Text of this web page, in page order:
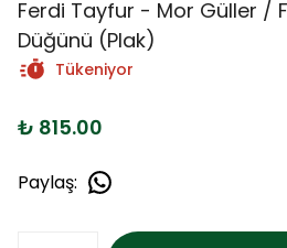
Ferdi Tayfur - Mor Güller /
Düğünü (Plak)
Tükeniyor
₺ 815.00
Paylaş: